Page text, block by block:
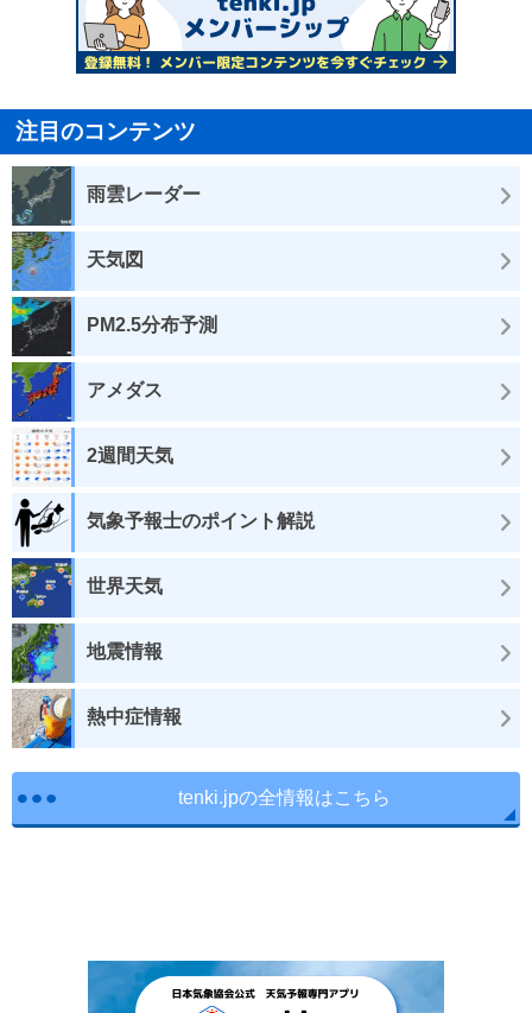
注目のコンテンツ
雨雲レーダー
天気図
PM2.5分布予測
アメダス
2週間天気
気象予報士のポイント解説
世界天気
地震情報
熱中症情報
tenki.jpの全情報はこちら